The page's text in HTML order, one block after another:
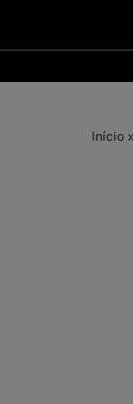
Início